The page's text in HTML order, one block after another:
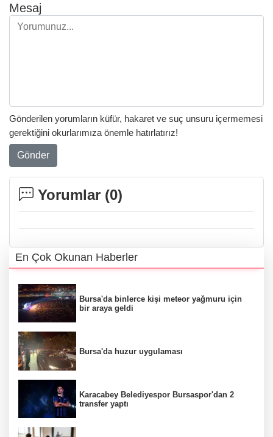
Mesaj
Gönderilen yorumların küfür, hakaret ve suç unsuru içermemesi
gerektiğini okurlarımıza önemle hatırlatırız!
Gönder
Yorumlar (0)
En Çok Okunan Haberler
Bursa'da binlerce kişi meteor yağmuru için
bir araya geldi
Bursa'da huzur uygulaması
Karacabey Belediyespor Bursaspor'dan 2
transfer yaptı